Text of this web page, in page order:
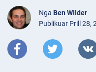
Nga Ben Wilder
Publikuar Prill 28,